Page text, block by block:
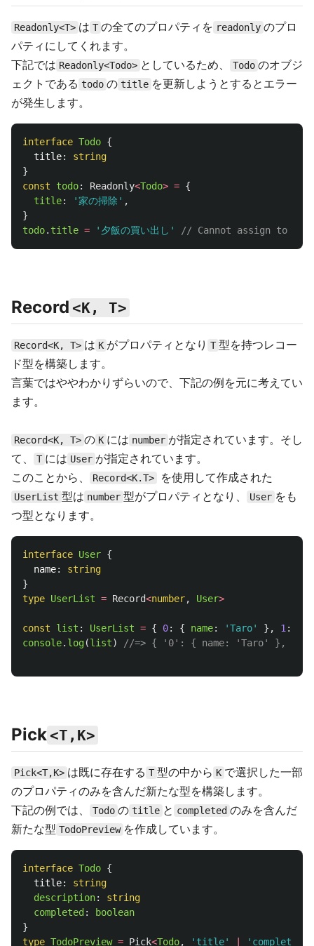
Readonly<T> は T の全てのプロパティを readonly のプロ
パティにしてくれます。
下記では Readonly<Todo> としているため、 Todo のオブジ
ェクトである todo の title を更新しようとするとエラー
が発生します。
interface Todo {
title:
string
}
const
todo: Readonly<Todo> = {
title: '家の掃除 ' ,
}
todo. title = ' 夕飯の買い出し ' // Cannot assign to
Record <K, T>
Record<K, T> は K がプロパティとなり T 型を持つレコー
ド型を構築します。
言葉ではややわかりずらいので、下記の例を元に考えてい
ます。
Record<K, T> の K には number が指定されています。そし
て、
T には User が指定されています。
このことから、
Record<K.T> を使用して作成された
UserList 型は number 型がプロパティとなり、 User をも
つ型となります。
interface User {
name:
string
}
type UserList = Record<number, User>
const list : UserList = { 0: { name: 'Taro' }, 1 :
console. log(list) //=> { '0': { name: 'Taro' },
Pick <T,K>
Pick<T,K> は既に存在する T 型の中から K で選択した一部
のプロパティのみを含んだ新たな型を構築します。
下記の例では、
Todo の title と completed のみを含んだ
新たな型 TodoPreview を作成しています。
interface Todo {
title:
string
description:
string
completed :
boolean
}
type TodoPreview = Pick<Todo, ' title' ' completed